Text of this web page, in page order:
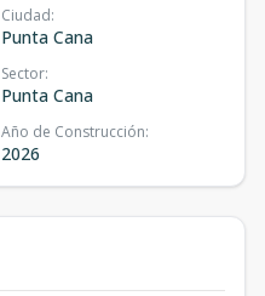
Ciudad:
Punta Cana
Sector:
Punta Cana
Año de Construcción:
2026